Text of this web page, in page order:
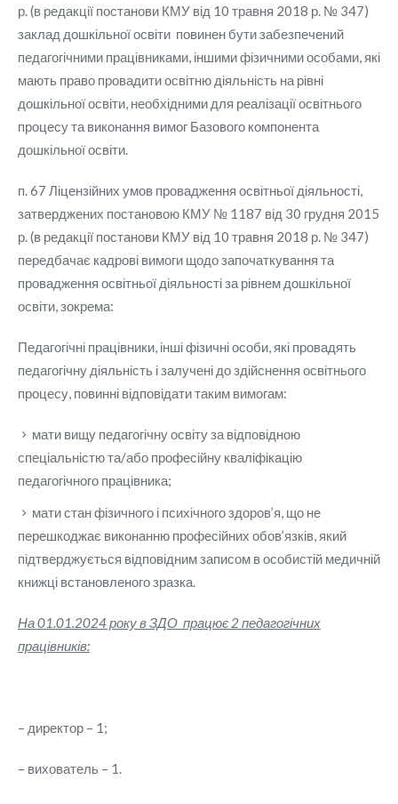
р. (в редакції постанови КМУ від 10 травня 2018 р. № 347)
заклад дошкільної освіти повинен бути забезпечений
педагогічними працівниками, іншими фізичними особами, які
мають право провадити освітню діяльність на рівні
дошкільної освіти, необхідними для реалізації освітнього
процесу та виконання вимог Базового компонента
дошкільної освіти.
п. 67 Ліцензійних умов провадження освітньої діяльності,
затверджених постановою КМУ № 1187 від 30 грудня 2015
р. (в редакції постанови КМУ від 10 травня 2018 р. № 347)
передбачає кадрові вимоги щодо започаткування та
провадження освітньої діяльності за рівнем дошкільної
освіти, зокрема:
Педагогічні працівники, інші фізичні особи, які провадять
педагогічну діяльність і залучені до здійснення освітнього
процесу, повинні відповідати таким вимогам:
мати вищу педагогічну освіту за відповідною
спеціальністю та/або професійну кваліфікацію
педагогічного працівника;
мати стан фізичного і психічного здоров’я, що не
перешкоджає виконанню професійних обов’язків, який
підтверджується відповідним записом в особистій медичній
книжці встановленого зразка.
На 01.01.2024 року в ЗДО працює 2 педагогічних
працівників:
– директор – 1;
– вихователь – 1.